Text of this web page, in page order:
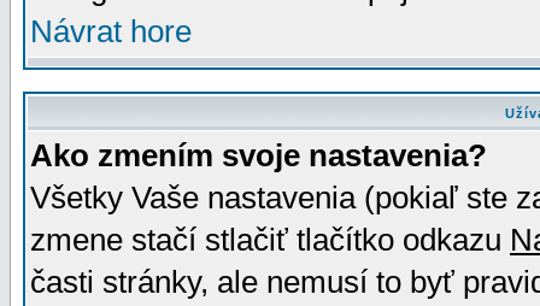
Návrat hore
Ako zmením svoje nastavenia?
Všetky Vaše nastavenia (pokiaľ ste
zmene stačí stlačiť tlačítko odkazu
časti stránky, ale nemusí to byť